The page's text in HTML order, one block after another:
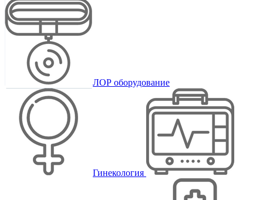
ЛОР оборудование
Гинекология